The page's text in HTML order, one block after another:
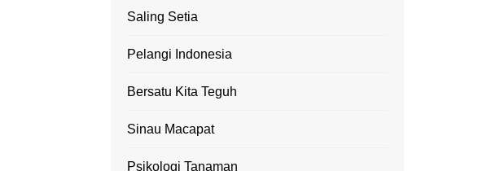
Saling Setia
Pelangi Indonesia
Bersatu Kita Teguh
Sinau Macapat
Psikologi Tanaman